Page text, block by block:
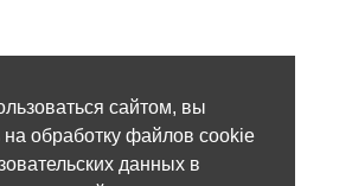
сайтом, вы
на обработку файлов cookie
данных в